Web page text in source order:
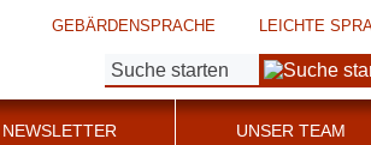
GEBÄRDENSPRACHE LEICHTE
Suche:
NEWSLETTER UNSER TEAM